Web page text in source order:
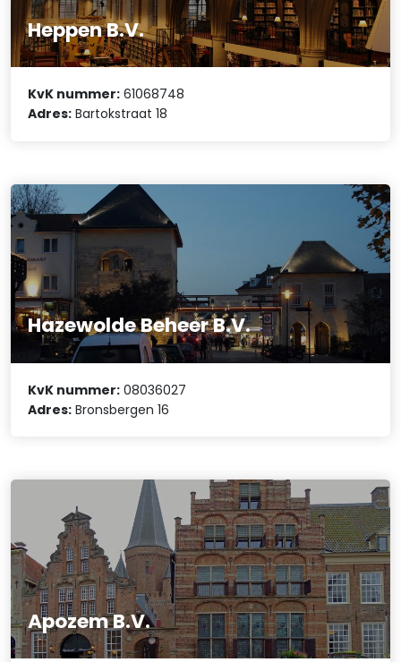
Heppen B.V.
KvK nummer: 61068748
Adres: Bartokstraat 18
Hazewolde Beheer B.V.
KvK nummer: 08036027
Adres: Bronsbergen 16
Apozem B.V.